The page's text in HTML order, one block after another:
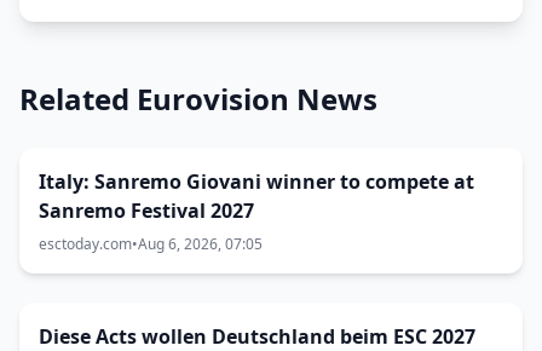
Related Eurovision News
Italy: Sanremo Giovani winner to compete at
Sanremo Festival 2027
esctoday.com•Aug 6, 2026, 07:05
Diese Acts wollen Deutschland beim ESC 2027